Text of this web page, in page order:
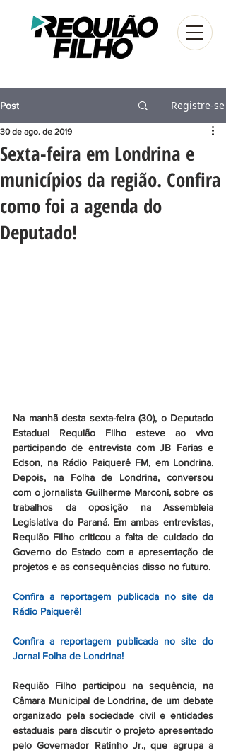
Post Registre-se
Sexta-feira em Londrina e
municípios da região. Confira
como foi a agenda do
Deputado!
30 de ago. de 2019
Na manhã desta sexta-feira (30), o Deputado
Estadual Requião Filho esteve ao vivo
participando de entrevista com JB Farias e
Edson, na Rádio Paiquerê FM, em Londrina.
Depois, na Folha de Londrina, conversou
com o jornalista Guilherme Marconi, sobre os
trabalhos da oposição na Assembleia
Legislativa do Paraná. Em ambas entrevistas,
Requião Filho criticou a falta de cuidado do
Governo do Estado com a apresentação de
projetos e as consequências disso no futuro.
Confira a reportagem publicada no site da
Rádio Paiquerê!
Confira a reportagem publicada no site do
Jornal Folha de Londrina!
Requião Filho participou na sequência, na
Câmara Municipal de Londrina, de um debate
organizado pela sociedade civil e entidades
estaduais para discutir o projeto apresentado
pelo Governador Ratinho Jr., que agrupa a